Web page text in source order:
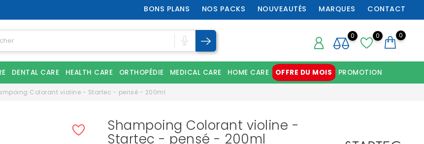
BONS PLANS NOS PACKS NOUVEAUTÉS MARQUES CONTACT
0 0
0
DENTAL CARE HEALTH CARE ORTHOPÉDIE MEDICAL CARE HOME CARE OFFRE DU MOIS PROMOTION
Colorant violine - Startec - pensé - 200ml
Shampoing Colorant violine -
Startec - pensé - 200ml